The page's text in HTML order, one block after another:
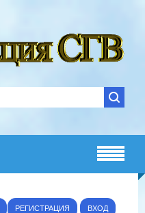
РЕГИСТРАЦИЯ ВХОД